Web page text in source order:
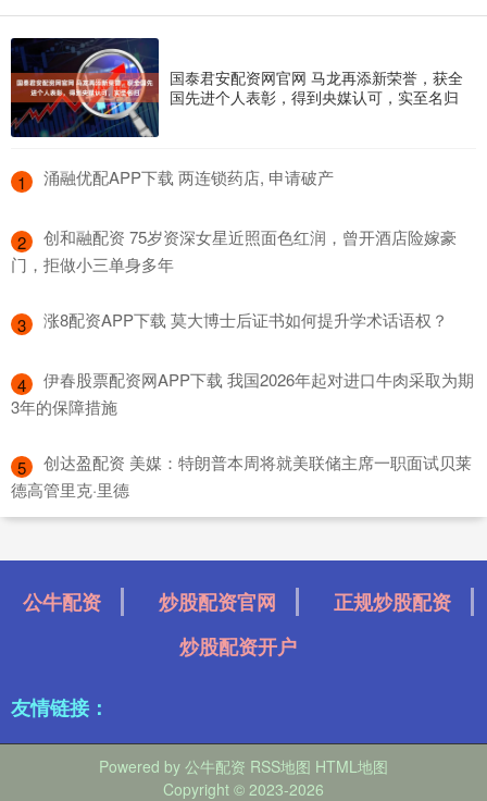
国泰君安配资网官网 马龙再添新荣誉，获全
国先进个人表彰，得到央媒认可，实至名归
1 ​涌融优配APP下载 两连锁药店, 申请破产
2
​创和融配资 75岁资深女星近照面色红润，曾开酒店险嫁豪
门，拒做小三单身多年
3 ​涨8配资APP下载 莫大博士后证书如何提升学术话语权？
4
​伊春股票配资网APP下载 我国2026年起对进口牛肉采取为期
3年的保障措施
5
​创达盈配资 美媒：特朗普本周将就美联储主席一职面试贝莱
德高管里克·里德
公牛配资 炒股配资官网
正规炒股配资
炒股配资开户
友情链接：
Powered by 公牛配资 RSS地图 HTML地图
Copyright © 2023-2026